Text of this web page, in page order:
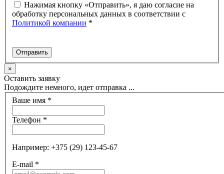
Нажимая кнопку «Отправить», я даю согласие на
обработку персональных данных в соответствии с
Политикой компании *
×
Оставить заявку
Подождите немного, идет отправка ...
Ваше имя *
Телефон *
Например: +375 (29) 123-45-67
E-mail *